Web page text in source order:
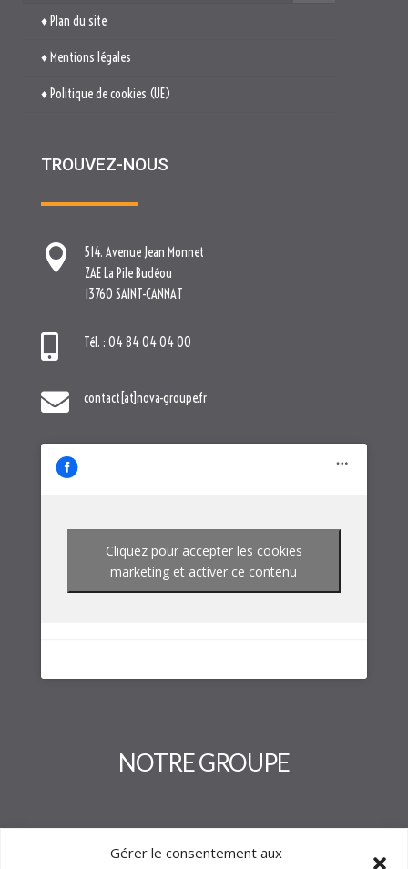
Gérer le consentement aux
♦ Plan du site
♦ Mentions légales
♦ Politique de cookies (UE)
TROUVEZ-NOUS

514. Avenue Jean Monnet
ZAE La Pile Budéou
13760 SAINT-CANNAT
 Tél. : 04 84 04 04 00
 contact[at]nova-groupe.fr
Cliquez pour accepter les cookies
marketing et activer ce contenu
NOTRE GROUPE